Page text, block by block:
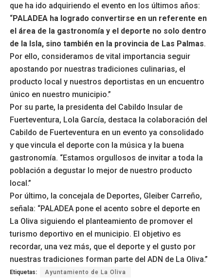
que ha ido adquiriendo el evento en los últimos años:
“PALADEA ha logrado convertirse en un referente en
el área de la gastronomía y el deporte no solo dentro
de la Isla, sino también en la provincia de Las Palmas.
Por ello, consideramos de vital importancia seguir
apostando por nuestras tradiciones culinarias, el
producto local y nuestros deportistas en un encuentro
único en nuestro municipio.”
Por su parte, la presidenta del Cabildo Insular de
Fuerteventura, Lola García, destaca la colaboración del
Cabildo de Fuerteventura en un evento ya consolidado
y que vincula el deporte con la música y la buena
gastronomía. “Estamos orgullosos de invitar a toda la
población a degustar lo mejor de nuestro producto
local.”
Por último, la concejala de Deportes, Gleiber Carreño,
señala: “PALADEA pone el acento sobre el deporte en
La Oliva siguiendo el planteamiento de promover el
turismo deportivo en el municipio. El objetivo es
recordar, una vez más, que el deporte y el gusto por
nuestras tradiciones forman parte del ADN de La Oliva.”
Etiquetas: Ayuntamiento de La Oliva